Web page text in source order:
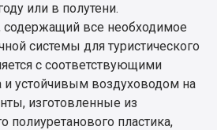
или в полутени.
содержащий все необходимое
системы для туристического
с соответствующими
устойчивым воздуховодом на
изготовленные из
полиуретанового пластика,